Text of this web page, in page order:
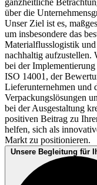
über die
Unser Ziel ist es,
um insbesondere das
Materialflusslogistik
nachhaltig aufzustellen.
bei der
ISO 14001, der
Lieferunternehmen und
Verpackungslösungen
bei der Ausgestaltung
positiven Beitrag zu
helfen, sich als
Markt zu positionieren.